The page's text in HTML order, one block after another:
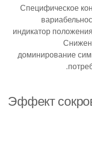
Специфическое
индикатор
доминирование
Эффект